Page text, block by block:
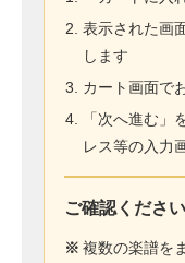
表示された画
します
カート画面で
「次へ進む」
レス等の入力
ご確認ください
※ 複数の楽譜を